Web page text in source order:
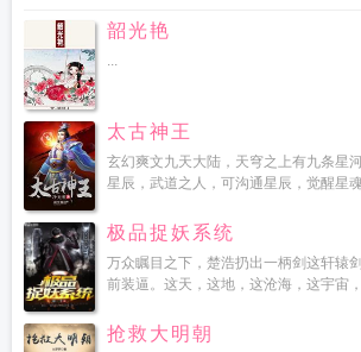
韶光艳
...
太古神王
玄幻爽文九天大陆，天穹之上有九条星
星辰，武道之人，可沟通星辰，觉醒星
极品捉妖系统
万众瞩目之下，楚浩扔出一柄剑这轩辕
前装逼。这天，这地，这沧海，这宇宙
抢救大明朝